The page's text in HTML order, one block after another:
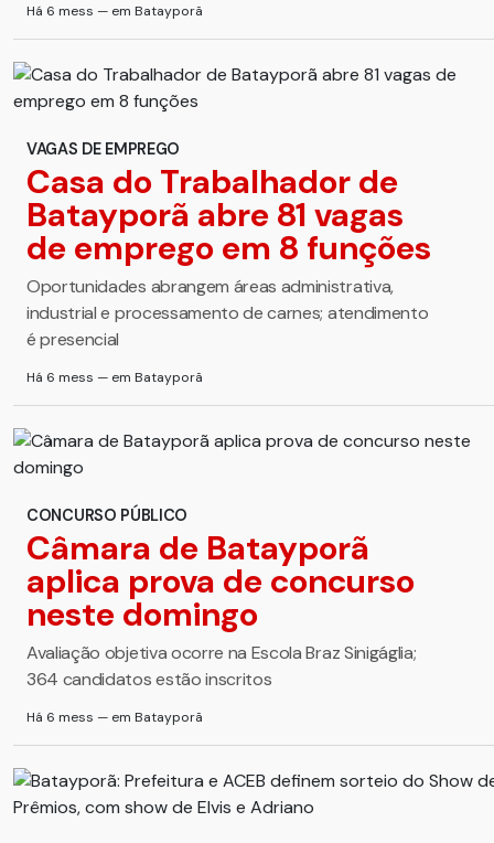
Há 6 mess — em Batayporã
VAGAS DE EMPREGO
Casa do Trabalhador de
Batayporã abre 81 vagas
de emprego em 8 funções
Oportunidades abrangem áreas administrativa,
industrial e processamento de carnes; atendimento
é presencial
Há 6 mess — em Batayporã
CONCURSO PÚBLICO
Câmara de Batayporã
aplica prova de concurso
neste domingo
Avaliação objetiva ocorre na Escola Braz Sinigáglia;
364 candidatos estão inscritos
Há 6 mess — em Batayporã